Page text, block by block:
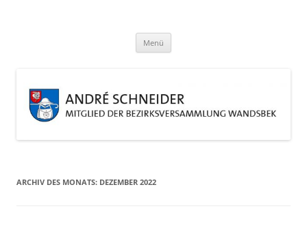
Menü
ARCHIV DES MONATS: DEZEMBER 2022